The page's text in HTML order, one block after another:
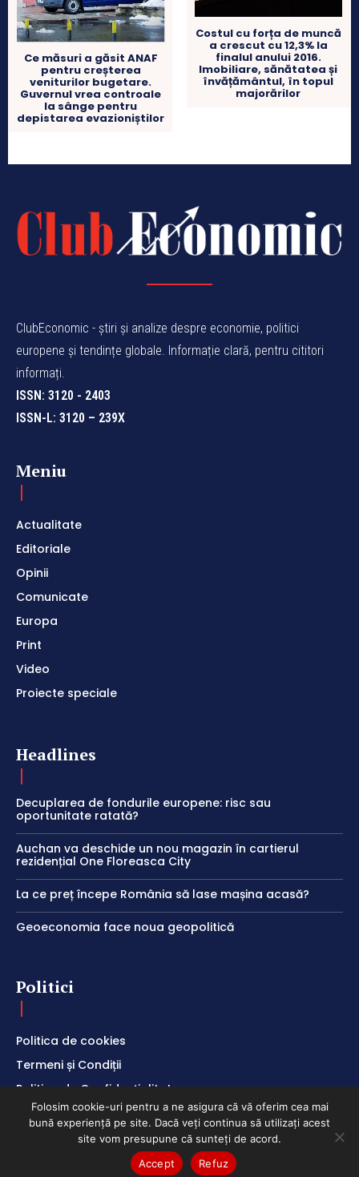
Ce măsuri a găsit ANAF
pentru creșterea
veniturilor bugetare.
Guvernul vrea controale
la sânge pentru
depistarea evazioniștilor
Costul cu forța de muncă
a crescut cu 12,3% la
finalul anului 2016.
Imobiliare, sănătatea și
învățământul, în topul
majorărilor
ClubEconomic - știri și analize despre economie, politici
europene și tendințe globale. Informație clară, pentru cititori
informați.
ISSN: 3120 - 2403
ISSN-L: 3120 – 239X
Meniu
Actualitate
Editoriale
Opinii
Comunicate
Europa
Print
Video
Proiecte speciale
Headlines
Decuplarea de fondurile europene: risc sau
oportunitate ratată?
Auchan va deschide un nou magazin în cartierul
rezidențial One Floreasca City
La ce preț începe România să lase mașina acasă?
Geoeconomia face noua geopolitică
Politici
Politica de cookies
Termeni și Condiții
Politica de Confidențialitate
ClubEconomic @2026
Folosim cookie-uri pentru a ne asigura că vă oferim cea mai
bună experiență pe site. Dacă veți continua să utilizați acest
site vom presupune că sunteți de acord.
Accept
Refuz